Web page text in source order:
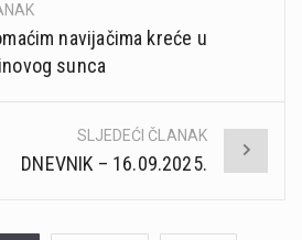
navijačima kreće u
sunca
SLJEDEĆI ČLANAK
DNEVNIK – 16.09.2025.